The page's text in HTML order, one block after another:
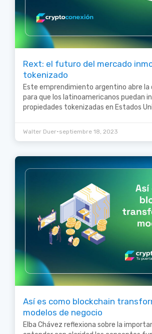
Rext: el futuro del mercado
tokenizado
Este emprendimiento argentino abre la
para que los latinoamericanos puedan
propiedades tokenizadas en Estados
Walter Duer•septiembre 18, 2023
Así es como blockchain
modelos de negocio
Elba Chávez reflexiona sobre la